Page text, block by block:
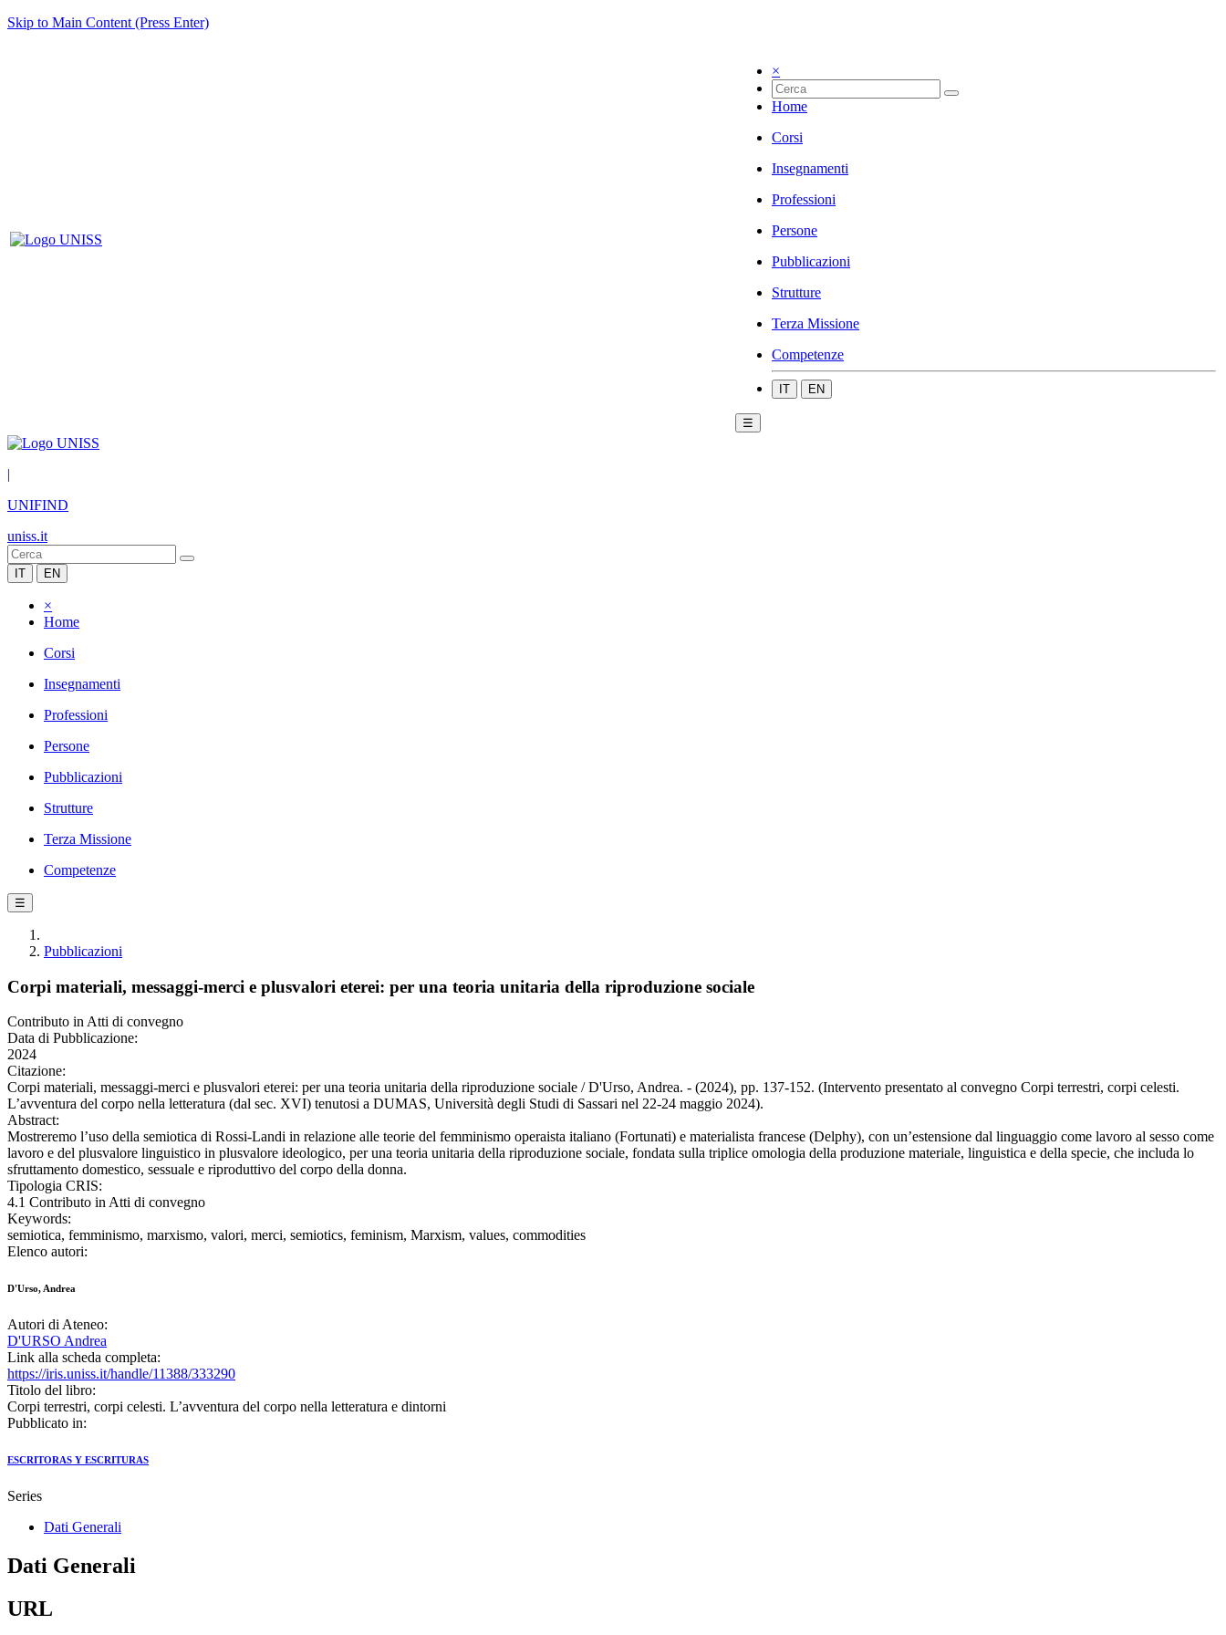
Skip to Main Content (Press Enter)
×
Home
Corsi
Insegnamenti
Professioni
Persone
Pubblicazioni
Strutture
Terza Missione
Competenze
IT EN
☰
|
UNIFIND
uniss.it
IT EN
×
Home
Corsi
Insegnamenti
Professioni
Persone
Pubblicazioni
Strutture
Terza Missione
Competenze
☰
Pubblicazioni
Corpi materiali, messaggi-merci e plusvalori eterei: per una teoria unitaria della riproduzione sociale
Contributo in Atti di convegno
Data di Pubblicazione:
2024
Citazione:
Corpi materiali, messaggi-merci e plusvalori eterei: per una teoria unitaria della riproduzione sociale / D'Urso, Andrea. - (2024), pp. 137-152. (Intervento presentato al convegno Corpi terrestri, corpi celesti.
L’avventura del corpo nella letteratura (dal sec. XVI) tenutosi a DUMAS, Università degli Studi di Sassari nel 22-24 maggio 2024).
Abstract:
Mostreremo l’uso della semiotica di Rossi-Landi in relazione alle teorie del femminismo operaista italiano (Fortunati) e materialista francese (Delphy), con un’estensione dal linguaggio come lavoro al sesso come
lavoro e del plusvalore linguistico in plusvalore ideologico, per una teoria unitaria della riproduzione sociale, fondata sulla triplice omologia della produzione materiale, linguistica e della specie, che includa lo
sfruttamento domestico, sessuale e riproduttivo del corpo della donna.
Tipologia CRIS:
4.1 Contributo in Atti di convegno
Keywords:
semiotica, femminismo, marxismo, valori, merci, semiotics, feminism, Marxism, values, commodities
Elenco autori:
D'Urso, Andrea
Autori di Ateneo:
D'URSO Andrea
Link alla scheda completa:
https://iris.uniss.it/handle/11388/333290
Titolo del libro:
Corpi terrestri, corpi celesti. L’avventura del corpo nella letteratura e dintorni
Pubblicato in:
ESCRITORAS Y ESCRITURAS
Series
Dati Generali
Dati Generali
URL